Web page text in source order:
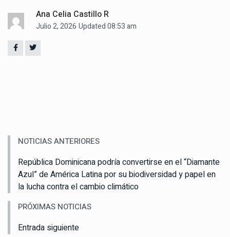
Ana Celia Castillo R
Julio 2, 2026 Updated 08:53 am
NOTICIAS ANTERIORES
República Dominicana podría convertirse en el “Diamante
Azul” de América Latina por su biodiversidad y papel en
la lucha contra el cambio climático
PRÓXIMAS NOTICIAS
Entrada siguiente